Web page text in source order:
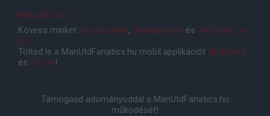
Manutd.com
Kövess minket Facebookon, Instagramon és YouTube-on
is!
Töltsd le a ManUtdFanatics.hu mobil applikációt Androidra
és iOS-re!
Támogasd adományoddal a ManUtdFanatics.hu
működését!